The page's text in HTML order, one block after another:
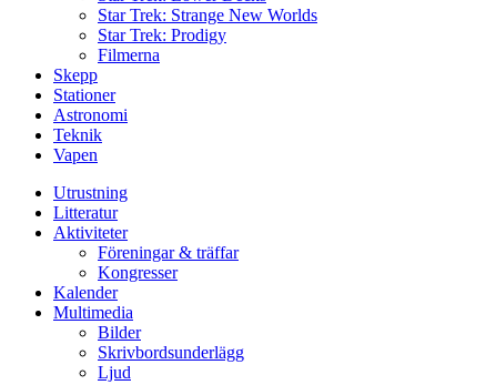
Star Trek: Strange New Worlds
Star Trek: Prodigy
Filmerna
Skepp
Stationer
Astronomi
Teknik
Vapen
Utrustning
Litteratur
Aktiviteter
Föreningar & träffar
Kongresser
Kalender
Multimedia
Bilder
Skrivbordsunderlägg
Ljud